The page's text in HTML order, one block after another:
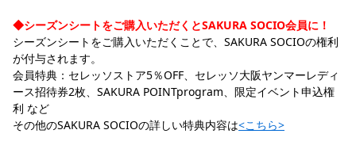
◆シーズンシートをご購入いただくとSAKURA SOCIO会員に！
シーズンシートをご購入いただくことで、SAKURA SOCIOの権利
が付与されます。
会員特典：セレッソストア5％OFF、セレッソ大阪ヤンマーレディ
ース招待券2枚、SAKURA POINTprogram、限定イベント申込権
利 など
その他のSAKURA SOCIOの詳しい特典内容は<こちら>